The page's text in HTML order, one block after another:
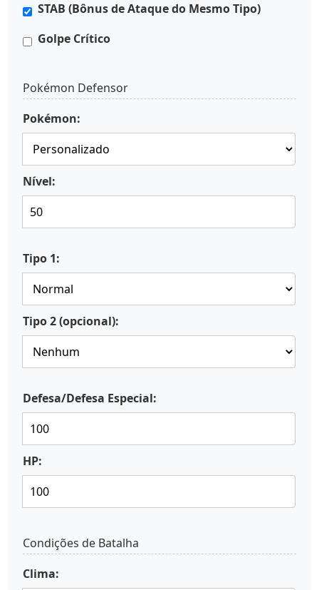
STAB (Bônus de Ataque do Mesmo Tipo)
Golpe Crítico
Pokémon Defensor
Pokémon:
Nível:
Tipo 1:
Tipo 2 (opcional):
Defesa/Defesa Especial:
HP:
Condições de Batalha
Clima: